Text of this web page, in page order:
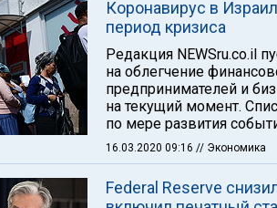
Коронавирус в
период кризиса
Редакция NEWSru.co.il
на облегчение
предпринимателей и
на текущий момент.
по мере развития
16.03.2020 09:16 // Экономика
Federal Reserve